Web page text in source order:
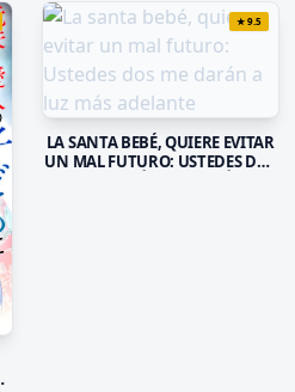
★9.5
LA SANTA BEBÉ, QUIERE EVITAR
UN MAL FUTURO: USTEDES DOS